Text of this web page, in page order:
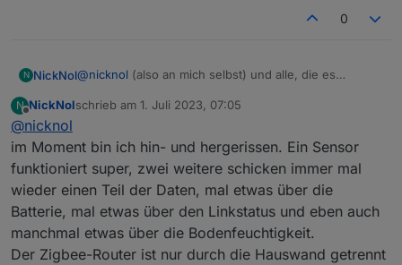
0
N NickNol@nicknol (also an mich selbst) und alle, die es
Habe nun 2 von 4 Sensoren über ZHA (Skyconnect) in
Und es sieht gut aus :)
Ich habe die nicht implementierten Aspekte
ausgeblendet, hier die Situation direkt nach dem
Pairen:
Die bislang gesammelten Daten erscheinen plausibel:
N
Offline
NickNolschrieb am 1. Juli 2023, 07:05
zuletzt editiert von
@nicknol
im Moment bin ich hin- und hergerissen. Ein Sensor
funktioniert super, zwei weitere schicken immer mal
wieder einen Teil der Daten, mal etwas über die
Batterie, mal etwas über den Linkstatus und eben auch
manchmal etwas über die Bodenfeuchtigkeit.
Der Zigbee-Router ist nur durch die Hauswand getrennt